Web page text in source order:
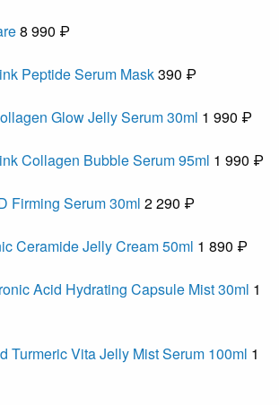
8 990 ₽
Peptide Serum Mask390 ₽
Glow Jelly Serum 30ml 1 990 ₽
Collagen Bubble Serum 95ml 1 990 ₽
Firming Serum 30ml 2 290 ₽
Ceramide Jelly Cream 50ml 1 890 ₽
Acid Hydrating Capsule Mist 30ml 1
Turmeric Vita Jelly Mist Serum 100ml 1